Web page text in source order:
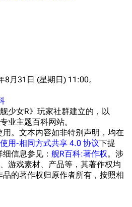
活动关卡图标
话小剧场
造船厂一览
归宿一览
溯源
徽章与格言
月31日 (星期日) 11:00。
少女R》玩家社群建立的，以
业主题百科网站。
。文本内容如非特别声明，均在
用-相同方式共享 4.0 协议下提
信息参见： 舰R百科:著作权。涉
游戏素材、产品等，其著作权均
品的著作权归原作者所有，按照相